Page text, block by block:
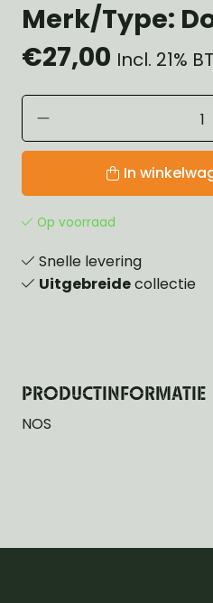
Merk/Type:
€27,00 Incl. 21%
In
Op voorraad
Snelle levering
Uitgebreidecollectie
PRODUCTINFORMATIE
NOS